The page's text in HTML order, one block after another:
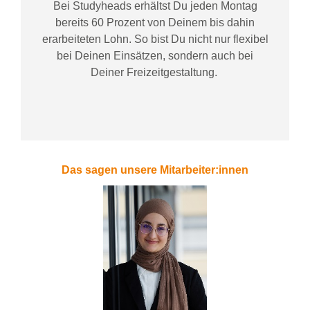
Bei Studyheadserhältst Du jeden Montag
bereits 60 Prozent von Deinem bis dahin
erarbeiteten Lohn. So bist Du nicht nur flexibel
bei Deinen Einsätzen, sondern auch bei
DeinerFreizeitgestaltung.
Das sagen unsere Mitarbeiter:innen